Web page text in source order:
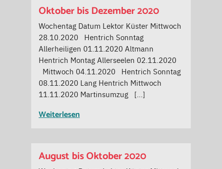
Oktober bis Dezember 2020
Wochentag Datum Lektor Küster Mittwoch
28.10.2020 Hentrich Sonntag
Allerheiligen 01.11.2020 Altmann
Hentrich Montag Allerseelen 02.11.2020
Mittwoch 04.11.2020 Hentrich Sonntag
08.11.2020 Lang Hentrich Mittwoch
11.11.2020 Martinsumzug […]
Weiterlesen
August bis Oktober 2020